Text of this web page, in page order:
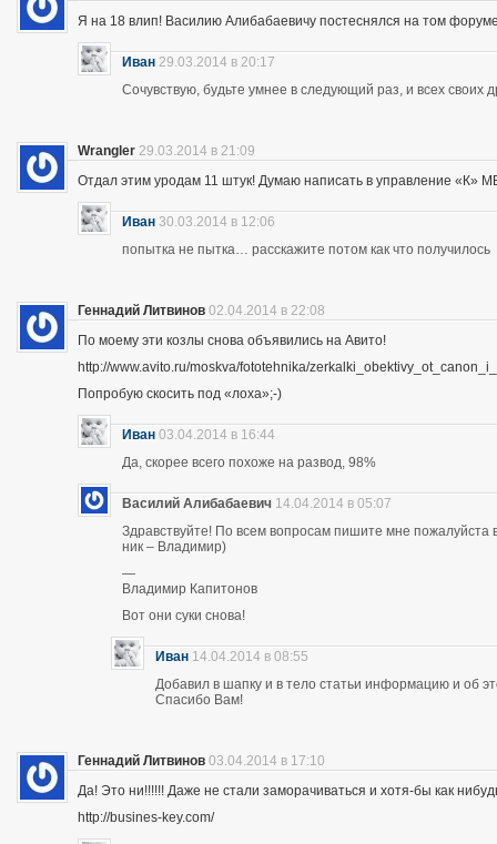
Я на 18 влип! Василию Алибабаевичу постеснялся на том
Иван 29.03.2014 в 20:17
Сочувствую, будьте умнее в следующий раз, и всех своих
Wrangler 29.03.2014 в 21:09
Отдал этим уродам 11 штук! Думаю написать в управление «К»
Иван 30.03.2014 в 12:06
попытка не пытка… расскажите потом как что получилось
Геннадий Литвинов 02.04.2014 в 22:08
По моему эти козлы снова объявились на Авито!
http://www.avito.ru/moskva/fototehnika/
Попробую скосить под «лоха»;-)
Иван 03.04.2014 в 16:44
Да, скорее всего похоже на развод, 98%
Василий Алибабаевич 14.04.2014 в 05:07
Здравствуйте! По всем вопросам пишите мне
ник – Владимир)
—
Владимир Капитонов
Вот они суки снова!
Иван 14.04.2014 в 08:55
Добавил в шапку и в тело статьи информацию и об
Спасибо Вам!
Геннадий Литвинов 03.04.2014 в 17:10
Да! Это ни!!!!!! Даже не стали заморачиваться и хотя-бы как
http://busines-key.com/